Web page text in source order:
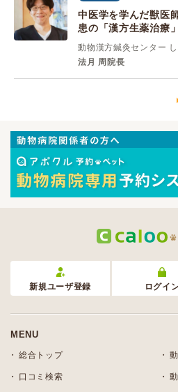
中医学を学んだ獣医
患の「漢方生薬治療」
動物漢方鍼灸センター
法月 周院長
新規ユーザ登録 ログイ
MENU
総合トップ
口コミ検索